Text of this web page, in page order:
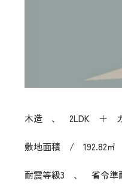
木造 、 2LDK ＋
敷地面積 / 192.82㎡
耐震等級3 、 省令準